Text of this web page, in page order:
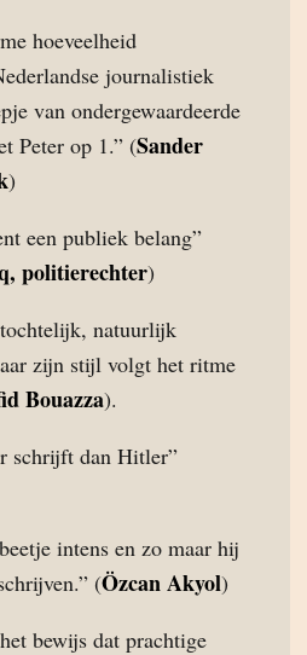
hoeveelheid
journalistiek
van ondergewaardeerde
Peter op 1.” (Sander
)
een publiek belang”
politierechter)
natuurlijk
zijn stijl volgt het ritme
Bouazza).
schrijft dan Hitler”
intens en zo maar hij
(Özcan Akyol)
bewijs dat prachtige